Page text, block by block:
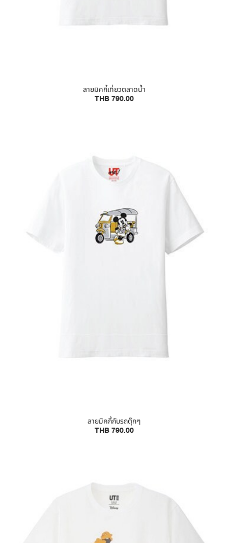
ลายมิคกี้เที่ยวตลาดน้ำ
THB 790.00
ลายมิคกี้กับรถตุ๊กๆ
THB 790.00